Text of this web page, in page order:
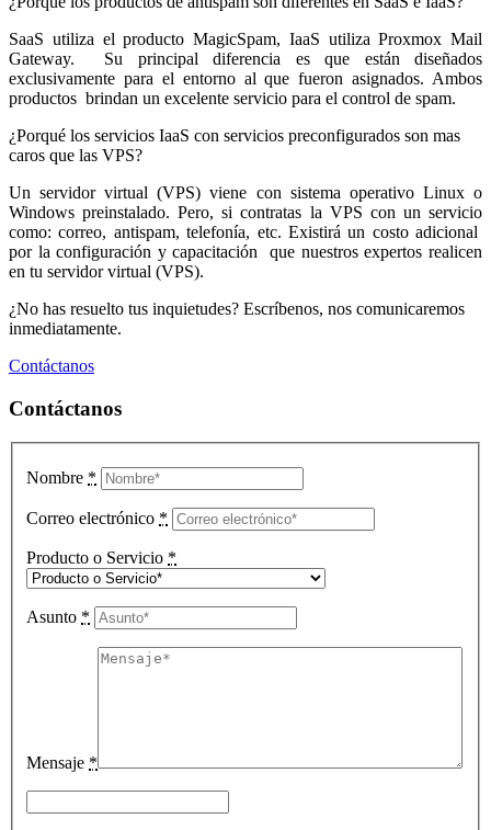
SaaS utiliza el producto MagicSpam, IaaS utiliza Proxmox Mail
Gateway. Su principal diferencia es que están diseñados
exclusivamente para el entorno al que fueron asignados. Ambos
productos brindan un excelente servicio para el control de spam.
¿Porqué los servicios IaaS con servicios preconfigurados son mas
caros que las VPS?
Un servidor virtual (VPS) viene con sistema operativo Linux o
Windows preinstalado. Pero, si contratas la VPS con un servicio
como: correo, antispam, telefonía, etc. Existirá un costo adicional
por la configuración y capacitación que nuestros expertos realicen
en tu servidor virtual (VPS).
¿No has resuelto tus inquietudes? Escríbenos, nos comunicaremos
inmediatamente.
Contáctanos
Contáctanos
Nombre *
Correo electrónico *
Producto o Servicio *
Asunto *
Mensaje *